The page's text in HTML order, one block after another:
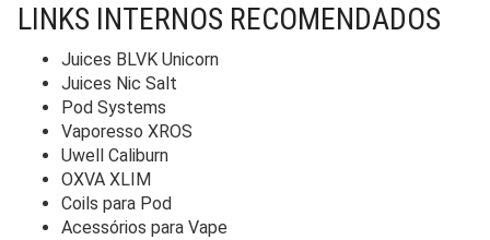
LINKS INTERNOS RECOMENDADOS
Juices BLVK Unicorn
Juices Nic Salt
Pod Systems
Vaporesso XROS
Uwell Caliburn
OXVA XLIM
Coils para Pod
Acessórios para Vape